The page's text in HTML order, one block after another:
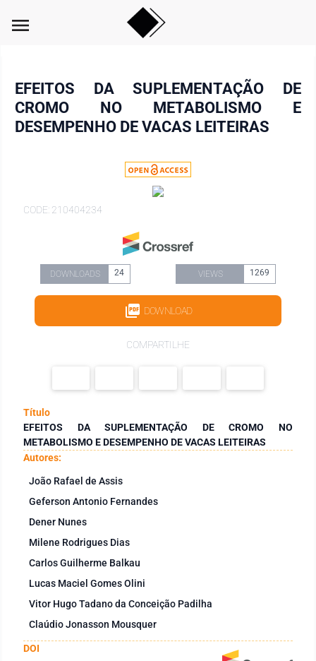
menu
EFEITOS DA SUPLEMENTAÇÃO DE
CROMO NO METABOLISMO E
DESEMPENHO DE VACAS LEITEIRAS
CODE: 210404234
DOWNLOADS 24 VIEWS 1269
DOWNLOAD
COMPARTILHE
Título
EFEITOS DA SUPLEMENTAÇÃO DE CROMO NO
METABOLISMO E DESEMPENHO DE VACAS LEITEIRAS
Autores:
João Rafael de Assis
Geferson Antonio Fernandes
Dener Nunes
Milene Rodrigues Dias
Carlos Guilherme Balkau
Lucas Maciel Gomes Olini
Vitor Hugo Tadano da Conceição Padilha
Claúdio Jonasson Mousquer
DOI